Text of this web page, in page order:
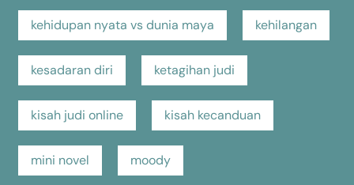
kehidupan nyata vs dunia maya kehilangan
kesadaran diri ketagihan judi
kisah judi online kisah kecanduan
mini novel moody